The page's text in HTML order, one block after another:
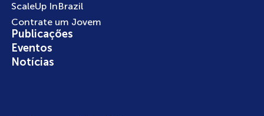
ScaleUp InBrazil
Contrate um Jovem
Publicações
Eventos
Notícias